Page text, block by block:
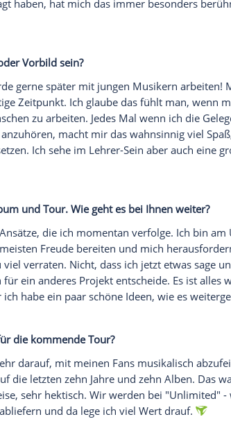
dem Alter bin ich nicht so drastisch
dadurch habe ich
oder einen Charakterzug, den Sie
ich wirklich lernen müssen. Als
Gerade auf der Bühne atmest du
Wie gehen Sie damit um?
mich nicht so, ich glaube,
bin. Wenn es Menschen gibt,
Zeit mit Sachen wie Klamotten oder
überhaupt nicht eitel.
Kompliment, das Sie je bekommen
Komplimente immer sehr, die von
Wenn Yehudi Menuhin,
gesagt haben, hat mich das immer